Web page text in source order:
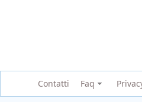
Contatti Faq